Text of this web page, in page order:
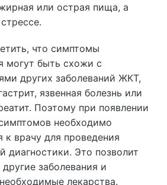
или острая пища, а
что симптомы
могут быть схожи с
других заболеваний ЖКТ,
язвенная болезнь или
Поэтому при появлении
необходимо
к врачу для проведения
диагностики. Это позволит
заболевания и
лекарства.